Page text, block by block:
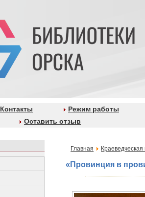
Контакты
Режим работы
Оставить отзыв
Главная Краеведческая
«Провинция в